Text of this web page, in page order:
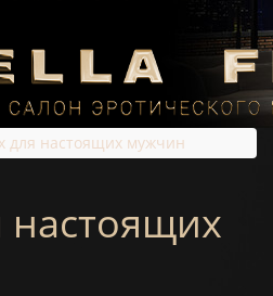
для настоящих мужчин